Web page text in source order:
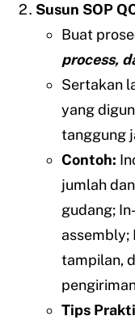
Susun SOP
Buat
process,
Sertakan
yang
tanggung
Contoh:
jumlah
gudang;
assembly;
tampilan,
Tips